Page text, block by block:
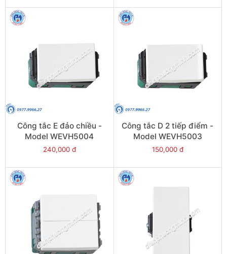
Công tắc E đảo chiều -
Model WEVH5004
240,000 đ
Công tắc D 2 tiếp điểm -
Model WEVH5003
150,000 đ